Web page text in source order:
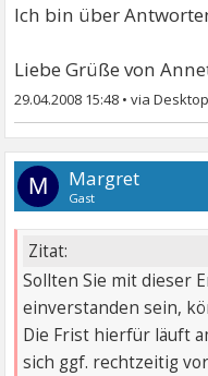
Ich bin über
Liebe Grüße von
29.04.2008 15:48 •
M Margret
Gast
Zitat:
Sollten Sie mit dieser
einverstanden sein,
Die Frist hierfür läuft
sich ggf. rechtzeitig